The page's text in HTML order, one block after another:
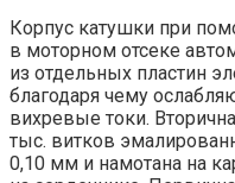
Корпус катушки при
в моторном отсеке
из отдельных пластин
благодаря чему
вихревые токи.
тыс. витков
0,10 мм и намотана на